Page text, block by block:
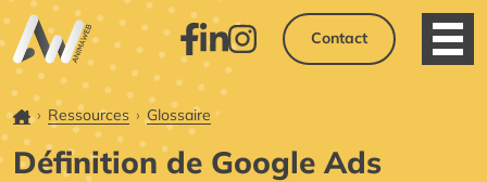
Facebook
LinkedInInstagram
Contact
Accueil
Ressources Glossaire
Définition de Google Ads